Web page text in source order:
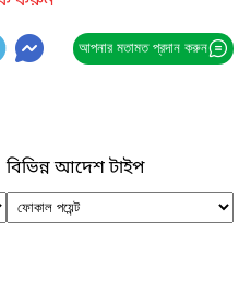
আপনার মতামত প্রদান করুন
বিভিন্ন আদেশ টাইপ